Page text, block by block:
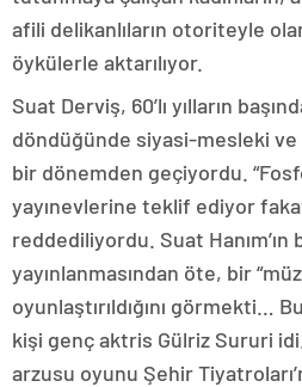
afili delikanlıların otoriteyle
öykülerle aktarılıyor.
Suat Derviş, 60’lı yılların
döndüğünde siyasi-mesleki
bir dönemden geçiyordu.
yayınevlerine teklif ediyor
reddediliyordu. Suat
yayınlanmasından öte, bir
oyunlaştırıldığını görmekti…
kişi genç aktris Gülriz Sururi
arzusu oyunu Şehir